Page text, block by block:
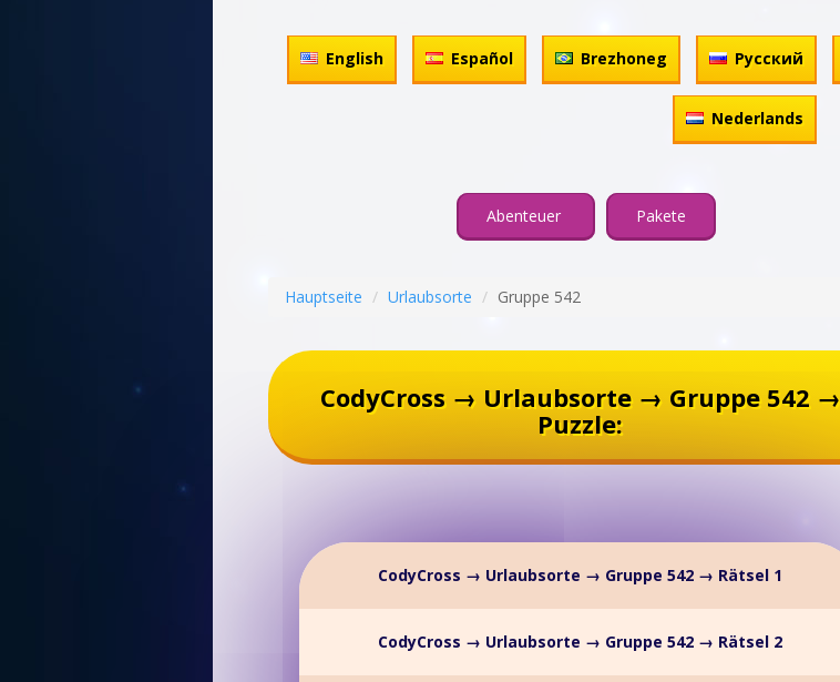
English Español Brezhoneg Русский
Nederlands
Abenteuer Pakete
Hauptseite Urlaubsorte Gruppe 542
CodyCross → Urlaubsorte → Gruppe 542 →
Puzzle:
CodyCross → Urlaubsorte → Gruppe 542 → Rätsel 1
CodyCross → Urlaubsorte → Gruppe 542 → Rätsel 2